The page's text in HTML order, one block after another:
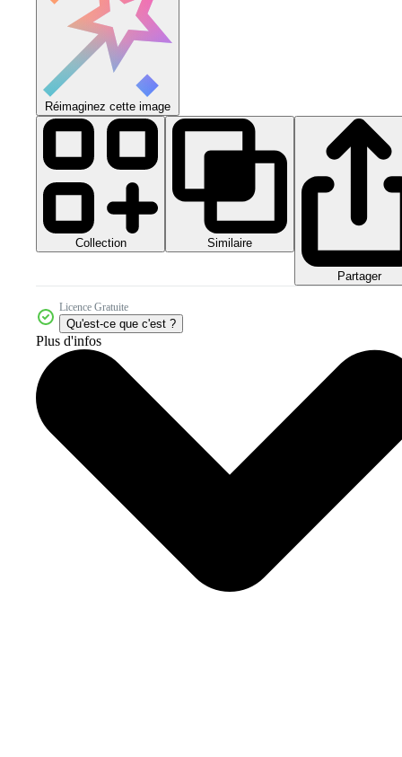
Réimaginez cette image
Collection Similaire
Partager
Licence Gratuite
Qu'est-ce que c'est ?
Plus d'infos